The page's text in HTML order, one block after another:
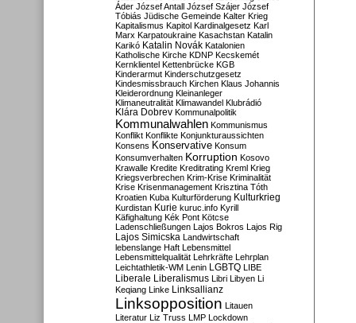
Áder József Antall József Szájer József
Tóbiás Jüdische Gemeinde Kalter Krieg
Kapitalismus Kapitol Kardinalgesetz Karl
Marx Karpatoukraine Kasachstan Katalin
Karikó Katalin Novák Katalonien
Katholische Kirche KDNP Kecskemét
Kernklientel Kettenbrücke KGB
Kinderarmut Kinderschutzgesetz
Kindesmissbrauch Kirchen Klaus Johannis
Kleiderordnung Kleinanleger
Klimaneutralität Klimawandel Klubrádió
Klára Dobrev Kommunalpolitik
Kommunalwahlen Kommunismus
Konflikt Konflikte Konjunkturaussichten
Konsens Konservative Konsum
Konsumverhalten Korruption Kosovo
Krawalle Kredite Kreditrating Kreml Krieg
Kriegsverbrechen Krim-Krise Kriminalität
Krise Krisenmanagement Krisztina Tóth
Kroatien Kuba Kulturförderung Kulturkrieg
Kurdistan Kurie kuruc.info Kyrill
Käfighaltung Kék Pont Kötcse
Ladenschließungen Lajos Bokros Lajos Rig
Lajos Simicska Landwirtschaft
lebenslange Haft Lebensmittel
Lebensmittelqualität Lehrkräfte Lehrplan
Leichtathletik-WM Lenin LGBTQ LIBE
Liberale Liberalismus Libri Libyen Li
Keqiang Linke Linksallianz
Linksopposition Litauen
Literatur Liz Truss LMP Lockdown